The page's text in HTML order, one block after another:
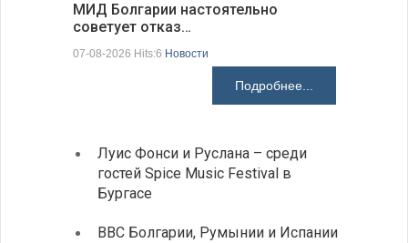
МИД Болгарии настоятельно
советует отказ…
07-08-2026 Hits:6 Новости
Подробнее...
Луис Фонси и Руслана – среди
гостей Spice Music Festival в
Бургасе
ВВС Болгарии, Румынии и Испании